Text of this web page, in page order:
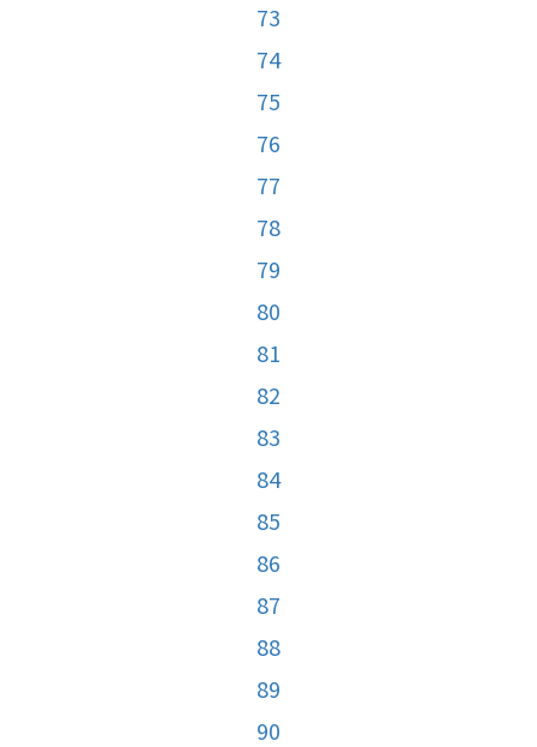
73
74
75
76
77
78
79
80
81
82
83
84
85
86
87
88
89
90